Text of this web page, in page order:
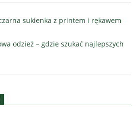
sukienka z printem i rękawem
odzież – gdzie szukać najlepszych